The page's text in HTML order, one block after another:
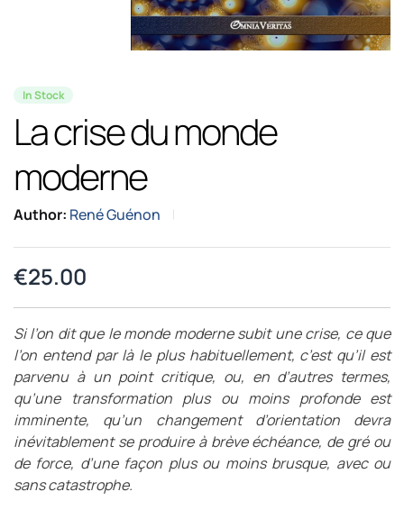
In Stock
La crise du monde
moderne
Author: René Guénon
€25.00
Si l’on dit que le monde moderne subit une crise, ce que
l’on entend par là le plus habituellement, c’est qu’il est
parvenu à un point critique, ou, en d’autres termes,
qu’une transformation plus ou moins profonde est
imminente, qu’un changement d’orientation devra
inévitablement se produire à brève échéance, de gré ou
de force, d’une façon plus ou moins brusque, avec ou
sans catastrophe.